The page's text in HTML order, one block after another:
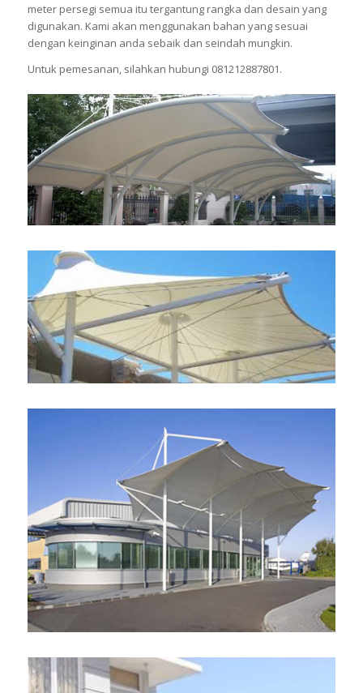
meter persegi semua itu tergantung rangka dan desain yang
digunakan. Kami akan menggunakan bahan yang sesuai
dengan keinginan anda sebaik dan seindah mungkin.
Untuk pemesanan, silahkan hubungi 081212887801.